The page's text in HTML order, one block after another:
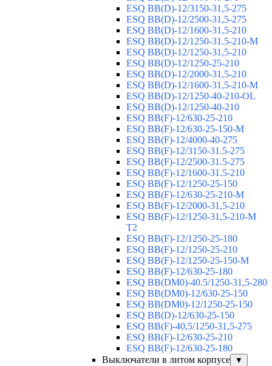
ESQ ВВ(D)-12/3150-31,5-275
ESQ ВВ(D)-12/2500-31,5-275
ESQ ВВ(D)-12/1600-31,5-210
ESQ ВВ(D)-12/1250-31.5-210-М
ESQ ВВ(D)-12/1250-31,5-210
ESQ ВВ(D)-12/1250-25-210
ESQ BB(D)-12/2000-31,5-210
ESQ BB(D)-12/1600-31,5-210-М
ESQ BB(D)-12/1250-40-210-OL
ESQ BB(D)-12/1250-40-210
ESQ ВВ(F)-12/630-25-210
ESQ ВВ(F)-12/630-25-150-М
ESQ ВВ(F)-12/4000-40-275
ESQ ВВ(F)-12/3150-31.5-275
ESQ ВВ(F)-12/2500-31.5-275
ESQ ВВ(F)-12/1600-31.5-210
ESQ ВВ(F)-12/1250-25-150
ESQ BB(F)-12/630-25-210-М
ESQ BB(F)-12/2000-31,5-210
ESQ BB(F)-12/1250-31,5-210-М
T2
ESQ BB(F)-12/1250-25-180
ESQ ВВ(F)-12/1250-25-210
ESQ ВВ(F)-12/1250-25-150-М
ESQ BB(F)-12/630-25-180
ESQ ВВ(DM0)-40.5/1250-31,5-280
ESQ ВВ(DM0)-12/630-25-150
ESQ ВВ(DM0)-12/1250-25-150
ESQ BB(D)-12/630-25-150
ESQ ВВ(F)-40,5/1250-31,5-275
ESQ ВВ(F)-12/630-25-210
ESQ ВВ(F)-12/630-25-180
Выключатели в литом корпусе
▼